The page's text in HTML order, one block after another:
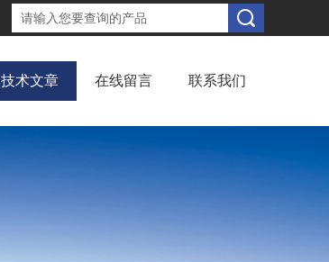
技术文章 在线留言 联系我们